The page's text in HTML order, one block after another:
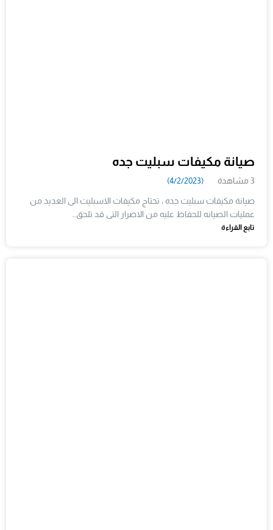
صيانة مكيفات سبليت جده
3 مشاهدة (4/2/2023)
صيانة مكيفات سبليت جده ، تحتاج مكيفات الاسبليت الى العديد من
عمليات الصيانه للحفاظ عليه من الاضرار التى قد تلحق…
تابع القراءة